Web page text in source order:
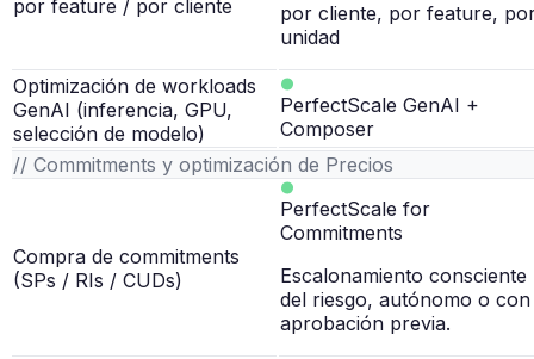
por feature / por cliente
por cliente, por feature,
unidad
Optimización de workloads
GenAI (inferencia, GPU,
selección de modelo)
PerfectScale GenAI +
Composer
// Commitments y optimización de Precios
Compra de commitments
(SPs / RIs / CUDs)
PerfectScale for
Commitments
Escalonamiento consciente
del riesgo, autónomo o con
aprobación previa.